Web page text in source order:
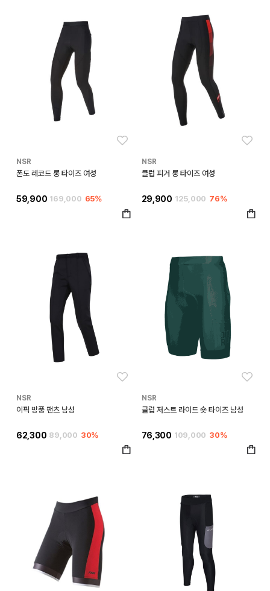
NSR
폰도 레코드 롱 타이즈 여성
59,900 169,000 65%
NSR
클럽 피겨 롱 타이즈 여성
29,900 125,000 76%
NSR
이픽 방풍 팬츠 남성
62,300 89,000 30%
NSR
클럽 저스트 라이드 숏 타이즈 남성
76,300 109,000 30%